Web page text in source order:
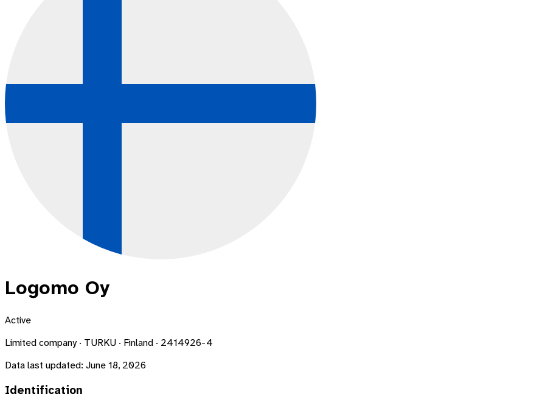
Logomo Oy
Active
Limited company · TURKU · Finland · 2414926-4
Data last updated: June 18, 2026
Identification